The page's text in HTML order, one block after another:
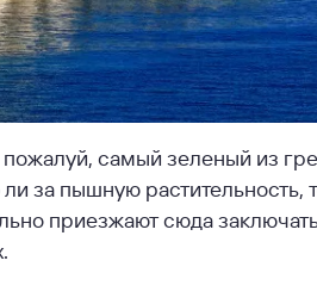
самый зеленый из
за пышную растительность,
приезжают сюда